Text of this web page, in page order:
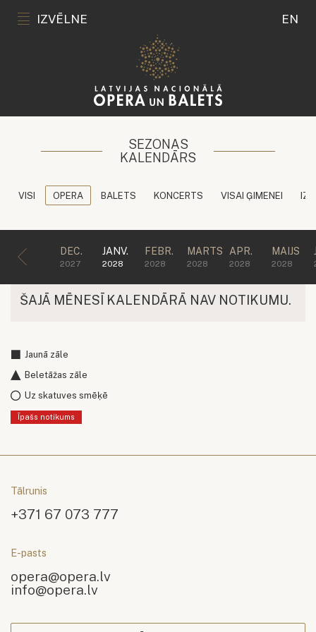
IZVĒLNE EN
SEZONAS
KALENDĀRS
VISI OPERA BALETS KONCERTS VISAI ĢIMENEI
DEC.
2027
JANV.
2028
FEBR.
2028
MARTS
2028
APR.
2028
MAIJS
2028
ŠAJĀ MĒNESĪ KALENDĀRĀ NAV NOTIKUMU.
Jaunā zāle
Beletāžas zāle
Uz skatuves smēķē
Īpašs notikums
Tālrunis
+371 67 073 777
E-pasts
opera@opera.lv
info@opera.lv